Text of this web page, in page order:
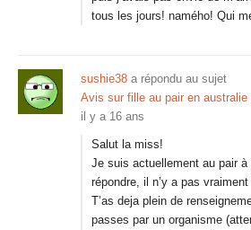
tous les jours! namého! Qui
sushie38 a répondu au sujet
Avis sur fille au pair en australie
il y a 16 ans
Salut la miss!
Je suis actuellement au pair
répondre, il n’y a pas
T’as deja plein de
passes par un organisme